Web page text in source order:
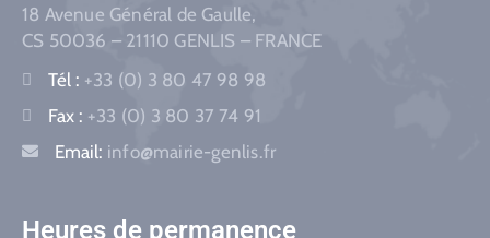
18 Avenue Général de Gaulle,
CS 50036 – 21110 GENLIS – FRANCE
Tél : +33 (0) 3 80 47 98 98
Fax : +33 (0) 3 80 37 74 91
Email: info@mairie-genlis.fr
Heures de permanence